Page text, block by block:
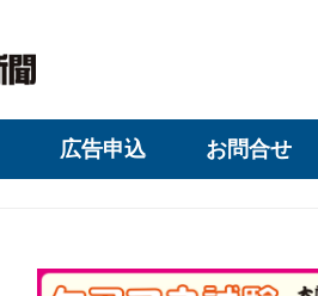
広告申込 お問合せ